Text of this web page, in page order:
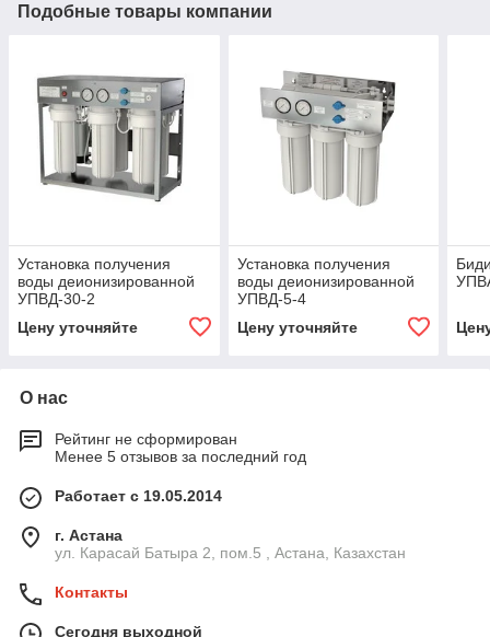
Подобные товары компании
Установка получения
воды деионизированной
УПВД-30-2
Цену уточняйте
Установка получения
воды деионизированной
УПВД-5-4
Цену уточняйте
О нас
Рейтинг не сформирован
Менее 5 отзывов за последний год
Работает с 19.05.2014
г. Астана
ул. Карасай Батыра 2, пом.5 , Астана, Казахстан
Контакты
Сегодня выходной